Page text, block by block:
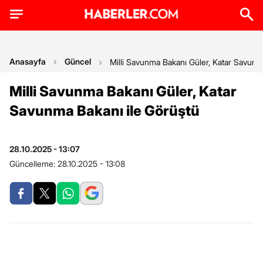
Anasayfa Güncel Milli Savunma Bakanı Güler, Katar
Milli Savunma Bakanı Güler, Katar
Savunma Bakanı ile Görüştü
28.10.2025 - 13:07
Güncelleme: 28.10.2025 - 13:08